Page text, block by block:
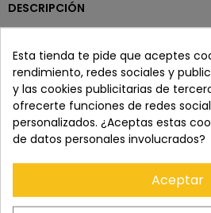
DESCRIPCIÓN
Sport - Teleobjetivo
Descripción General
El Sigma 70-200mm f/2.8 DG DN
acción. Con estabilización óptica
enfoque rápido, ofrece un
condiciones exigentes y una
Esta tienda te pide que aceptes
rendimiento, redes sociales y
y las cookies publicitarias de
ofrecerte funciones de redes
personalizados. ¿Aceptas estas
de datos personales involucrados?
Aceptar